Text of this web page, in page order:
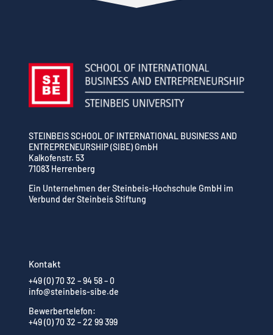
STEINBEIS SCHOOL OF INTERNATIONAL BUSINESS AND
ENTREPRENEURSHIP (SIBE) GmbH
Kalkofenstr. 53
71083 Herrenberg
Ein Unternehmen der Steinbeis-Hochschule GmbH im
Verbund der Steinbeis Stiftung
Kontakt
+49 (0) 70 32 – 94 58 – 0
info@steinbeis-sibe.de
Bewerbertelefon:
+49 (0) 70 32 – 22 99 399